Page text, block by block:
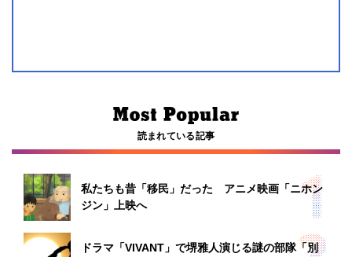
読まれている記事
私たちも昔「移民」だった アニメ映画「ニホン
ジン」上映へ
ドラマ「VIVANT」で堺雅人演じる謎の部隊「別